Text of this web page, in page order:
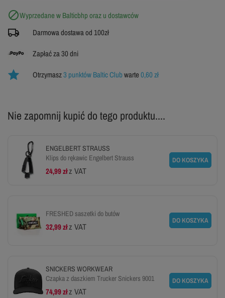
Wyprzedane w Balticbhp oraz u dostawców
Darmowa dostawa od 100zł
Zapłać za 30 dni
Otrzymasz3 punktów Baltic Clubwarte0,60 zł
Nie zapomnij kupić do tego produktu....
ENGELBERT STRAUSS
Klips do rękawic Engelbert Strauss
24,99 złz VAT
DO KOSZYKA
FRESHED saszetki do butów
32,99 złz VAT
DO KOSZYKA
SNICKERS WORKWEAR
Czapka z daszkiem Trucker Snickers 9001
74,99 złz VAT
DO KOSZYKA